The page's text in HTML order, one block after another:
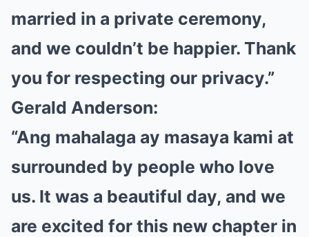
married in a private ceremony,
and we couldn’t be happier. Thank
you for respecting our privacy.”
Gerald Anderson:
“Ang mahalaga ay masaya kami at
surrounded by people who love
us. It was a beautiful day, and we
are excited for this new chapter in